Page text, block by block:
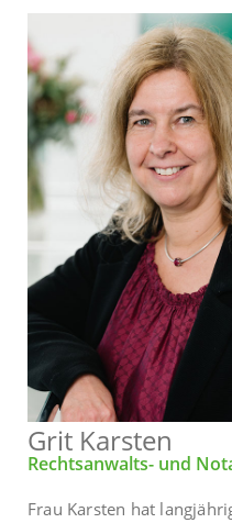
Grit Karsten
Rechtsanwalts- und
Frau Karsten hat